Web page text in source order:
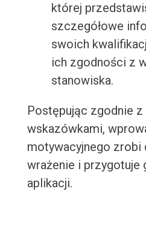
której
szczegółowe
swoich
ich zgodności z
stanowiska.
Postępując zgodnie z
wskazówkami,
motywacyjnego zrobi
wrażenie i przygotuje
aplikacji.